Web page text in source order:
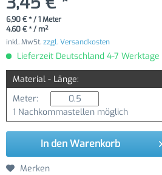
6,90 € * / 1 Meter
4,60 € * / m²
inkl. MwSt.zzgl. Versandkosten
Lieferzeit Deutschland 4-7 Werktage
Material - Länge:
Meter:
1 Nachkommastellen möglich
In den Warenkorb
Merken